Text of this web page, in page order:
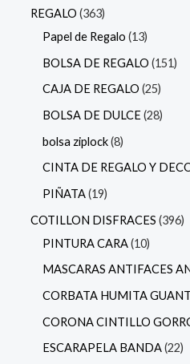
REGALO 363
Papel de Regalo 13
BOLSA DE REGALO 151
CAJA DE REGALO 25
BOLSA DE DULCE 28
bolsa ziplock 8
CINTA DE REGALO Y
PIÑATA 19
COTILLON DISFRACES 396
PINTURA CARA 10
MASCARAS ANTIFACES
CORBATA HUMITA
CORONA CINTILLO
ESCARAPELA BANDA 22